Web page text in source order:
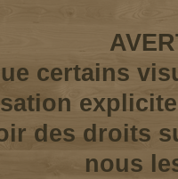
certains
des droits
nous